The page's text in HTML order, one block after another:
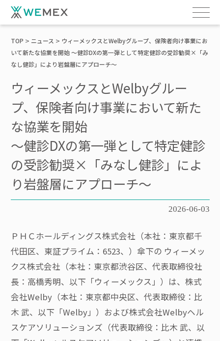
TOP ニュース
ウィーメックスとWelbyグループ、保険者向け事業にお
いて新たな協業を開始 ～健診DXの第一弾として特定健診の受診勧奨×「み
なし健診」により岩盤層にアプローチ～
ウィーメックスとWelbyグルー
プ、保険者向け事業において新た
な協業を開始
～健診DXの第一弾として特定健診
の受診勧奨×「みなし健診」によ
り岩盤層にアプローチ～
2026-06-03
ＰＨＣホールディングス株式会社（本社：東京都千
代田区、東証プライム：6523、）傘下の ウィーメッ
クス株式会社（本社：東京都渋谷区、代表取締役社
長：高橋秀明、以下「ウィーメックス」）は、株式
会社Welby（本社：東京都中央区、代表取締役：比
木 武、以下「Welby」）および株式会社Welbyヘル
スケアソリューションズ（代表取締役：比木 武、以